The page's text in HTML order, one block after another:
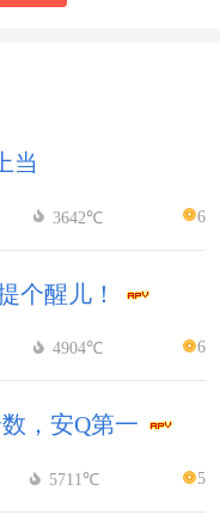
当
3642℃ 6
个醒儿！
4904℃ 6
，安Q第一
5711℃ 5